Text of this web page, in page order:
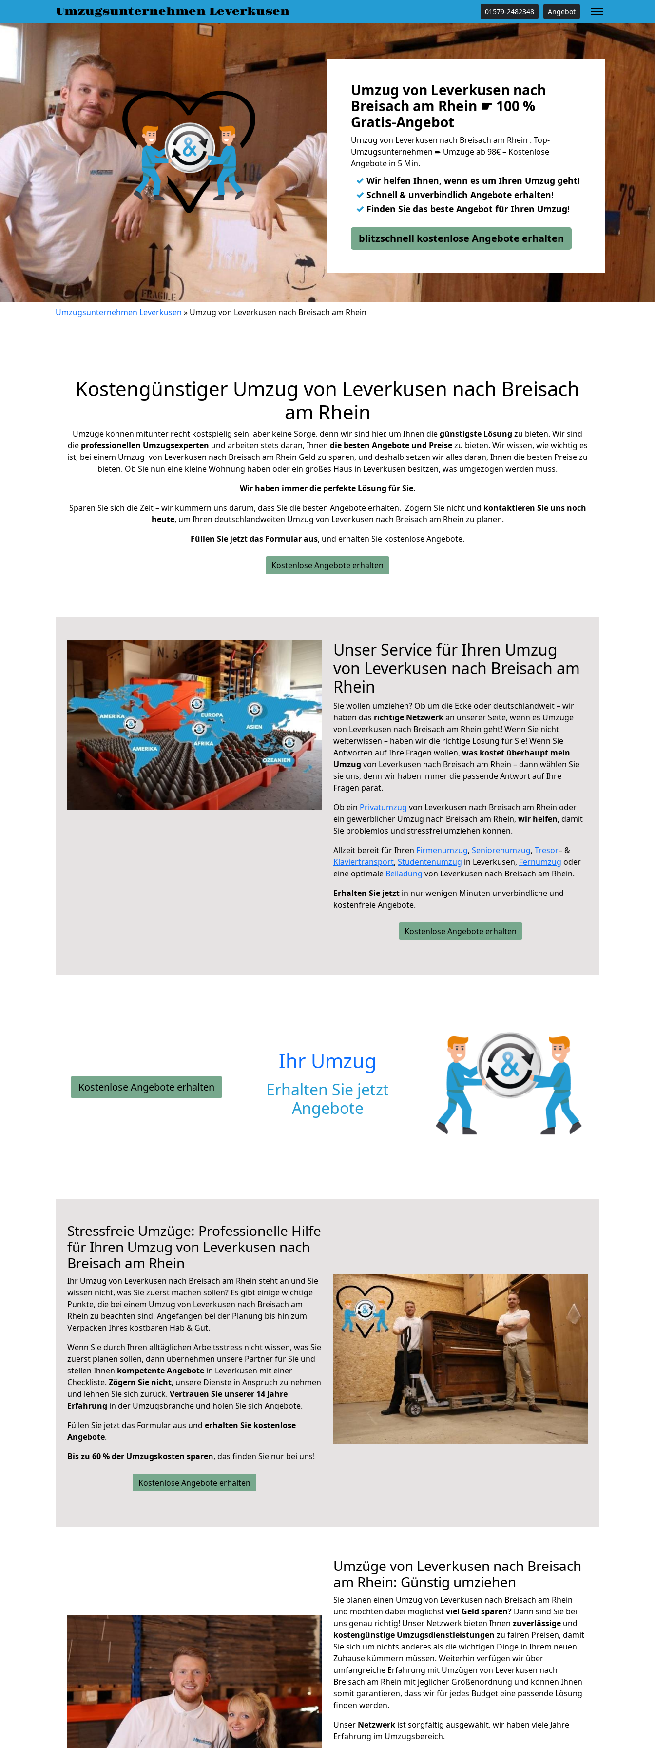
Umzugsunternehmen Leverkusen 01579-2482348 Angebot
Umzug von Leverkusen nach
Breisach am Rhein ☛ 100 %
Gratis-Angebot
Umzug von Leverkusen nach Breisach am Rhein : Top-
Umzugsunternehmen ➨ Umzüge ab 98€ – Kostenlose
Angebote in 5 Min.
✓ Wir helfen Ihnen, wenn es um Ihren Umzug geht!
✓ Schnell & unverbindlich Angebote erhalten!
✓ Finden Sie das beste Angebot für Ihren Umzug!
blitzschnell kostenlose Angebote erhalten
Umzugsunternehmen Leverkusen » Umzug von Leverkusen nach Breisach am Rhein
Kostengünstiger Umzug von Leverkusen nach Breisach
am Rhein
Umzüge können mitunter recht kostspielig sein, aber keine Sorge, denn wir sind hier, um Ihnen diegünstigste Lösung zu bieten. Wir sind
die professionellen Umzugsexperten und arbeiten stets daran, Ihnen die besten Angebote und Preisezu bieten. Wir wissen, wie wichtig es
ist, bei einem Umzug von Leverkusen nach Breisach am Rhein Geld zu sparen, und deshalb setzen wir alles daran, Ihnen die besten Preise zu
bieten. Ob Sie nun eine kleine Wohnung haben oder ein großes Haus in Leverkusen besitzen, was umgezogen werden muss.
Wir haben immer die perfekte Lösung für Sie.
Sparen Sie sich die Zeit – wir kümmern uns darum, dass Sie die besten Angebote erhalten. Zögern Sie nicht und kontaktieren Sie uns noch
heute, um Ihren deutschlandweiten Umzug von Leverkusen nach Breisach am Rhein zu planen.
Füllen Sie jetzt das Formular aus, und erhalten Sie kostenlose Angebote.
Kostenlose Angebote erhalten
Unser Service für Ihren Umzug
von Leverkusen nach Breisach am
Rhein
Sie wollen umziehen? Ob um die Ecke oder deutschlandweit – wir
haben das richtige Netzwerkan unserer Seite, wenn es Umzüge
von Leverkusen nach Breisach am Rhein geht! Wenn Sie nicht
weiterwissen – haben wir die richtige Lösung für Sie! Wenn Sie
Antworten auf Ihre Fragen wollen, was kostet überhaupt mein
Umzug von Leverkusen nach Breisach am Rhein – dann wählen Sie
sie uns, denn wir haben immer die passende Antwort auf Ihre
Fragen parat.
Ob ein Privatumzug von Leverkusen nach Breisach am Rhein oder
ein gewerblicher Umzug nach Breisach am Rhein, wir helfen, damit
Sie problemlos und stressfrei umziehen können.
Allzeit bereit für Ihren Firmenumzug, Seniorenumzug, Tresor– &
Klaviertransport, Studentenumzug in Leverkusen, Fernumzug oder
eine optimale Beiladung von Leverkusen nach Breisach am Rhein.
Erhalten Sie jetzt in nur wenigen Minuten unverbindliche und
kostenfreie Angebote.
Kostenlose Angebote erhalten
Kostenlose Angebote erhalten
Ihr Umzug
Erhalten Sie jetzt
Angebote
Stressfreie Umzüge: Professionelle Hilfe
für Ihren Umzug von Leverkusen nach
Breisach am Rhein
Ihr Umzug von Leverkusen nach Breisach am Rhein steht an und Sie
wissen nicht, was Sie zuerst machen sollen? Es gibt einige wichtige
Punkte, die bei einem Umzug von Leverkusen nach Breisach am
Rhein zu beachten sind. Angefangen bei der Planung bis hin zum
Verpacken Ihres kostbaren Hab & Gut.
Wenn Sie durch Ihren alltäglichen Arbeitsstress nicht wissen, was Sie
zuerst planen sollen, dann übernehmen unsere Partner für Sie und
stellen Ihnen kompetente Angebote in Leverkusen mit einer
Checkliste. Zögern Sie nicht, unsere Dienste in Anspruch zu nehmen
und lehnen Sie sich zurück. Vertrauen Sie unserer 14 Jahre
Erfahrung in der Umzugsbranche und holen Sie sich Angebote.
Füllen Sie jetzt das Formular aus und erhalten Sie kostenlose
Angebote.
Bis zu 60 % der Umzugskosten sparen, das finden Sie nur bei uns!
Kostenlose Angebote erhalten
Umzüge von Leverkusen nach Breisach
am Rhein: Günstig umziehen
Sie planen einen Umzug von Leverkusen nach Breisach am Rhein
und möchten dabei möglichstviel Geld sparen? Dann sind Sie bei
uns genau richtig! Unser Netzwerk bieten Ihnen zuverlässige und
kostengünstige Umzugsdienstleistungen zu fairen Preisen, damit
Sie sich um nichts anderes als die wichtigen Dinge in Ihrem neuen
Zuhause kümmern müssen. Weiterhin verfügen wir über
umfangreiche Erfahrung mit Umzügen von Leverkusen nach
Breisach am Rhein mit jeglicher Größenordnung und können Ihnen
somit garantieren, dass wir für jedes Budget eine passende Lösung
finden werden.
Unser Netzwerk ist sorgfältig ausgewählt, wir haben viele Jahre
Erfahrung im Umzugsbereich.